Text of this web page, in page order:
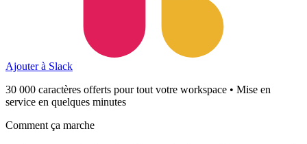
Ajouter à Slack
30 000 caractères offerts pour tout votre workspace • Mise en
service en quelques minutes
Comment ça marche